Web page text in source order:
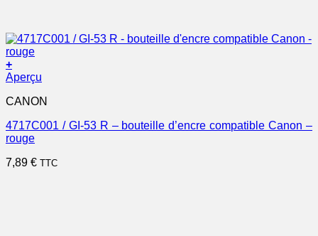
+
Aperçu
CANON
4717C001 / GI-53 R – bouteille d’encre compatible Canon –
rouge
7,89 € TTC